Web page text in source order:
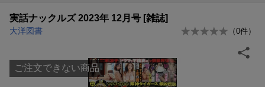
実話ナックルズ 2023年 12月号 [雑誌]
大洋図書 （0件）
ご注文できない商品